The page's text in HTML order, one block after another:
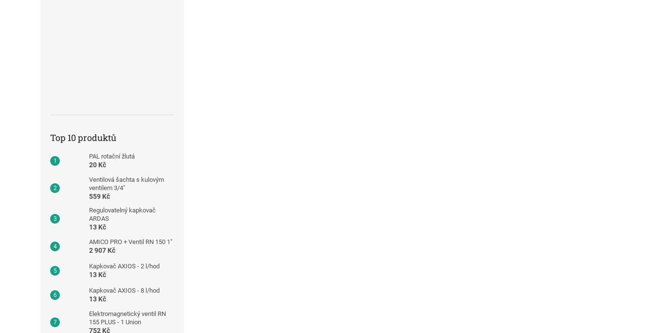
Top 10 produktů
PAL rotační žlutá
20 Kč
Ventilová šachta s kulovým
ventilem 3/4"
559 Kč
Regulovatelný kapkovač
ARDAS
13 Kč
AMICO PRO + Ventil RN 150 1"
2 907 Kč
Kapkovač AXIOS - 2 l/hod
13 Kč
Kapkovač AXIOS - 8 l/hod
13 Kč
Elektromagnetický ventil RN
155 PLUS - 1 Union
752 Kč